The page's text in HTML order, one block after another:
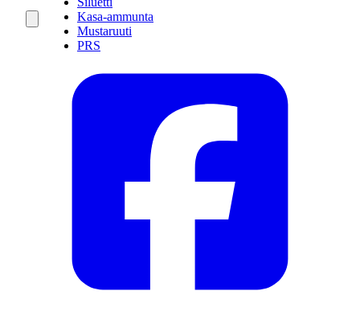
Kasa-ammunta
Mustaruuti
PRS